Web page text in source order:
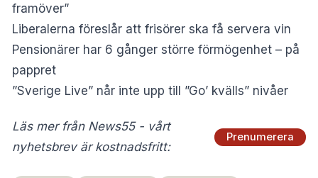
framöver”
Liberalerna föreslår att frisörer ska få servera vin
Pensionärer har 6 gånger större förmögenhet – på
pappret
”Sverige Live” når inte upp till ”Go’ kvälls” nivåer
Läs mer från News55 - vårt
nyhetsbrev är kostnadsfritt:
Prenumerera